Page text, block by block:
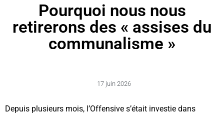
Pourquoi nous nous
retirerons des « assises du
communalisme »
17 juin 2026
Depuis plusieurs mois, l’Offensive s’était investie dans